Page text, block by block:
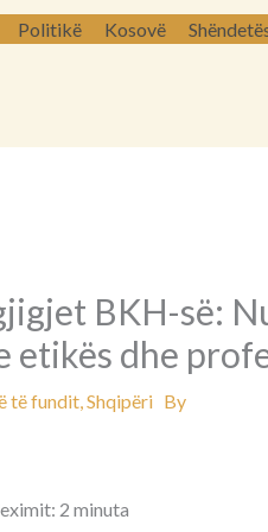
Politikë Kosovë
BKH-së:
etikës dhe
të fundit,ShqipëriBy
2 minuta